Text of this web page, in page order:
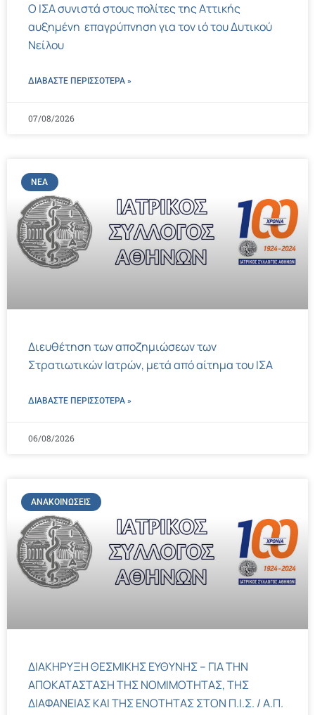
Ο ΙΣΑ συνιστά στους πολίτες της Αττικής
αυξημένη επαγρύπνηση για τον ιό του Δυτικού
Νείλου
ΔΙΑΒΑΣΤΕ ΠΕΡΙΣΣΌΤΕΡΑ »
07/08/2026
ΝΈΑ
Διευθέτηση των αποζημιώσεων των
Στρατιωτικών Ιατρών, μετά από αίτημα του ΙΣΑ
ΔΙΑΒΑΣΤΕ ΠΕΡΙΣΣΌΤΕΡΑ »
06/08/2026
ΑΝΑΚΟΙΝΏΣΕΙΣ
ΔΙΑΚΗΡΥΞΗ ΘΕΣΜΙΚΗΣ ΕΥΘΥΝΗΣ – ΓΙΑ ΤΗΝ
ΑΠΟΚΑΤΑΣΤΑΣΗ ΤΗΣ ΝΟΜΙΜΟΤΗΤΑΣ, ΤΗΣ
ΔΙΑΦΑΝΕΙΑΣ ΚΑΙ ΤΗΣ ΕΝΟΤΗΤΑΣ ΣΤΟΝ Π.Ι.Σ. / Α.Π.